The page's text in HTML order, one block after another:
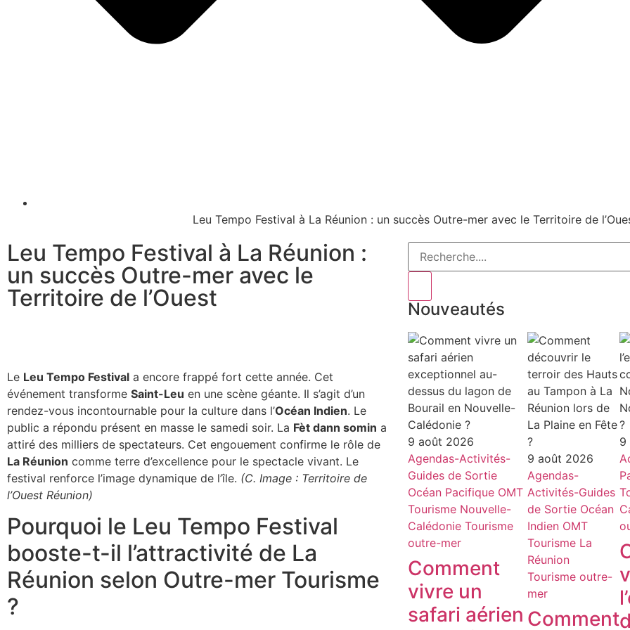
Leu Tempo Festival à La Réunion : un succès Outre-mer avec le Territoire de
Leu Tempo Festival à La Réunion :
un succès Outre-mer avec le
Territoire de l’Ouest
Le Leu Tempo Festival a encore frappé fort cette année. Cet
événement transforme Saint-Leu en une scène géante. Il s’agit d’un
rendez-vous incontournable pour la culture dans l’Océan Indien. Le
public a répondu présent en masse le samedi soir. La Fèt dann somin a
attiré des milliers de spectateurs. Cet engouement confirme le rôle de
La Réunion comme terre d’excellence pour le spectacle vivant. Le
festival renforce l’image dynamique de l’île. (C. Image : Territoire de
l’Ouest Réunion)
Pourquoi le Leu Tempo Festival
booste-t-il l’attractivité de La
Réunion selon Outre-mer Tourisme
?
Nouveautés
9 août 2026
Agendas-Activités-
Guides de Sortie
Océan Pacifique OMT
Tourisme Nouvelle-
Calédonie Tourisme
outre-mer
Comment
vivre un
safari aérien
9 août 2026
Agendas-
Activités-Guides
de Sortie Océan
Indien OMT
Tourisme La
Réunion
Tourisme outre-
mer
Comment
9